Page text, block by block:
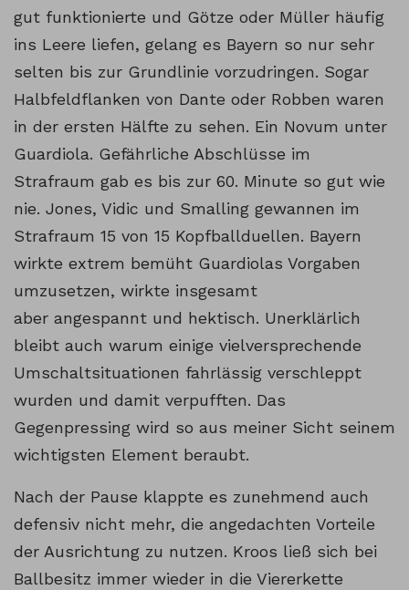
gut funktionierte und Götze oder Müller häufig
ins Leere liefen, gelang es Bayern so nur sehr
selten bis zur Grundlinie vorzudringen. Sogar
Halbfeldflanken von Dante oder Robben waren
in der ersten Hälfte zu sehen. Ein Novum unter
Guardiola. Gefährliche Abschlüsse im
Strafraum gab es bis zur 60. Minute so gut wie
nie. Jones, Vidic und Smalling gewannen im
Strafraum 15 von 15 Kopfballduellen. Bayern
wirkte extrem bemüht Guardiolas Vorgaben
umzusetzen, wirkte insgesamt
aber angespannt und hektisch. Unerklärlich
bleibt auch warum einige vielversprechende
Umschaltsituationen fahrlässig verschleppt
wurden und damit verpufften. Das
Gegenpressing wird so aus meiner Sicht seinem
wichtigsten Element beraubt.
Nach der Pause klappte es zunehmend auch
defensiv nicht mehr, die angedachten Vorteile
der Ausrichtung zu nutzen. Kroos ließ sich bei
Ballbesitz immer wieder in die Viererkette